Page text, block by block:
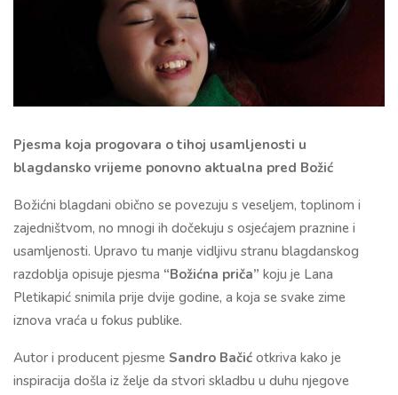
Pjesma koja progovara o tihoj usamljenosti u
blagdansko vrijeme ponovno aktualna pred Božić
Božićni blagdani obično se povezuju s veseljem, toplinom i
zajedništvom, no mnogi ih dočekuju s osjećajem praznine i
usamljenosti. Upravo tu manje vidljivu stranu blagdanskog
razdoblja opisuje pjesma “Božićna priča” koju je Lana
Pletikapić snimila prije dvije godine, a koja se svake zime
iznova vraća u fokus publike.
Autor i producent pjesme Sandro Bačić otkriva kako je
inspiracija došla iz želje da stvori skladbu u duhu njegove